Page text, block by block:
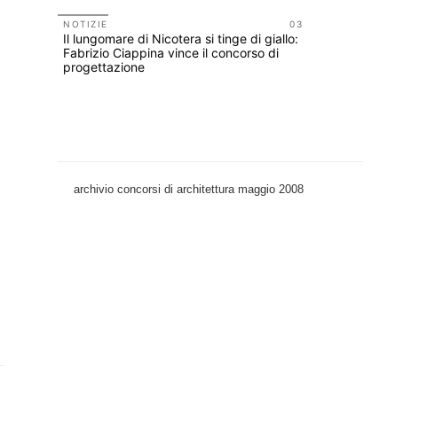
03
NOTIZIE
Il lungomare di Nicotera si tinge di giallo:
Fabrizio Ciappina vince il concorso di
progettazione
archivio concorsi di architettura maggio 2008